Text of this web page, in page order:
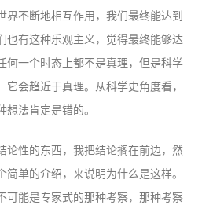
界不断地相互作用，我们最终能达到
也有这种乐观主义，觉得最终能够达
何一个时态上都不是真理，但是科学
会趋近于真理。从科学史角度看，
法肯定是错的。
论性的东西，我把结论搁在前边，然
单的介绍，来说明为什么是这样。
可能是专家式的那种考察，那种考察